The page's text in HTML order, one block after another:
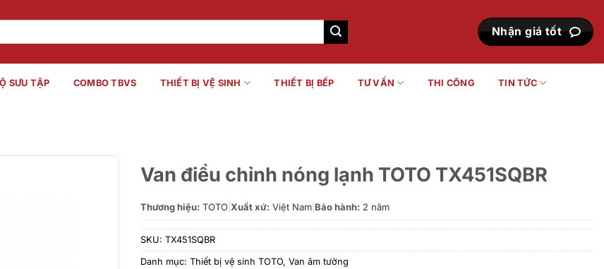
Nhận giá tốt
SƯU TẬP COMBO TBVS THIẾT BỊ VỆ SINH THIẾT BỊ BẾP TƯ VẤN THI CÔNG TIN TỨC
Van điều chỉnh nóng lạnh TOTO TX451SQBR
Thương hiệu: TOTO Xuất xứ: Việt Nam Bảo hành: 2 năm
SKU: TX451SQBR
Danh mục: Thiết bị vệ sinh TOTO, Van âm tường